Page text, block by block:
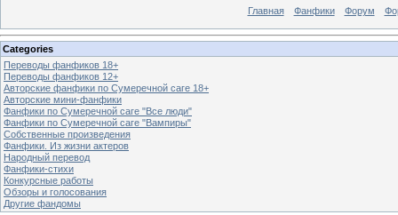
Главная Фанфики Форум
Categories
Переводы фанфиков 18+
Переводы фанфиков 12+
Авторские фанфики по Сумеречной саге 18+
Авторские мини-фанфики
Фанфики по Сумеречной саге "Все люди"
Фанфики по Сумеречной саге "Вампиры"
Собственные произведения
Фанфики. Из жизни актеров
Народный перевод
Фанфики-стихи
Конкурсные работы
Обзоры и голосования
Другие фандомы